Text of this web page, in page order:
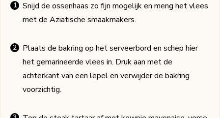
Snijd de ossenhaas zo fijn mogelijk en meng het vlees
met de Aziatische smaakmakers.
Plaats de bakring op het serveerbord en schep hier
het gemarineerde vlees in. Druk aan met de
achterkant van een lepel en verwijder de bakring
voorzichtig.